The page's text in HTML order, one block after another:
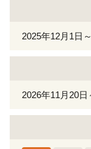
2025年12月1日
2026年11月20